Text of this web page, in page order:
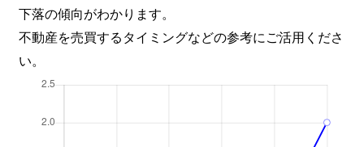
下落の傾向がわかります。
不動産を売買するタイミングなどの参考にご活用くださ
い。